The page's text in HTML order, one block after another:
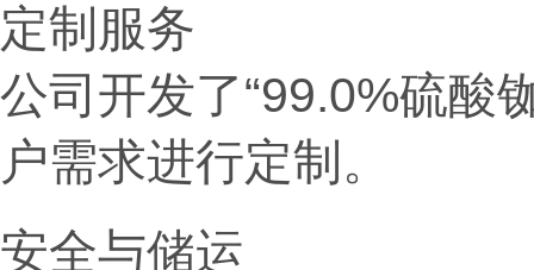
定制服务
公司开发了“99.0%硫酸
户需求进行定制。
安全与储运